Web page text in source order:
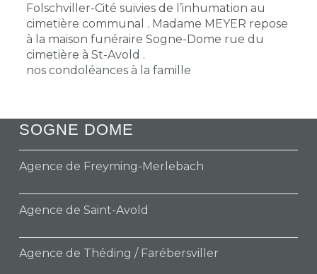
Folschviller-Cité suivies de l’inhumation au
cimetière communal . Madame MEYER repose
à la maison funéraire Sogne-Dome rue du
cimetière à St-Avold .
nos condoléances à la famille
SOGNE DOME
Agence de Freyming-Merlebach
Agence de Saint-Avold
Agence de Théding / Farébersviller